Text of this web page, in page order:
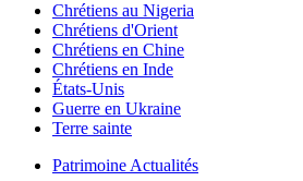
Chrétiens au Nigeria
Chrétiens d'Orient
Chrétiens en Chine
Chrétiens en Inde
États-Unis
Guerre en Ukraine
Terre sainte
Patrimoine Actualités